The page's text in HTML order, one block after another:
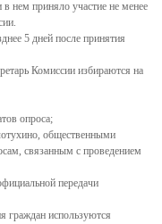
нем приняло участие не менее
5 дней после принятия
Комиссии избираются на
опроса;
общественными
связанным с проведением
передачи
граждан используются